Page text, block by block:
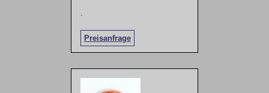
Preisanfrage